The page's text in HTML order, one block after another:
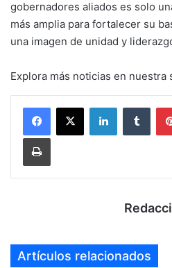
gobernadores aliados es solo
más amplia para fortalecer su
una imagen de unidad y
Explora más noticias en nuestra
LinkedIn
Imprimir
Artículos relacionados